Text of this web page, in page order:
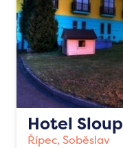
Hotel Sloup
Řípec, Soběslav